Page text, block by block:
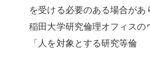
を受ける必要のある場合が
稲田大学研究倫理オフィスの
「人を対象とする研究等倫